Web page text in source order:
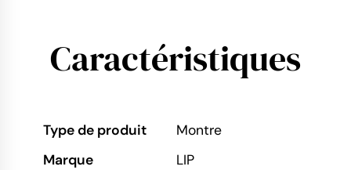
Caractéristiques
Type de produit
Montre
Marque
LIP